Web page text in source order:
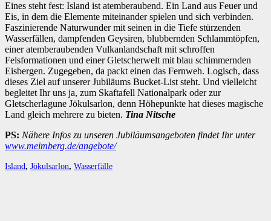
Eines steht fest: Island ist atemberaubend. Ein Land aus Feuer und
Eis, in dem die Elemente miteinander spielen und sich verbinden.
Faszinierende Naturwunder mit seinen in die Tiefe stürzenden
Wasserfällen, dampfenden Geysiren, blubbernden Schlammtöpfen,
einer atemberaubenden Vulkanlandschaft mit schroffen
Felsformationen und einer Gletscherwelt mit blau schimmernden
Eisbergen. Zugegeben, da packt einen das Fernweh. Logisch, dass
dieses Ziel auf unserer Jubiläums Bucket-List steht. Und vielleicht
begleitet Ihr uns ja, zum Skaftafell Nationalpark oder zur
Gletscherlagune Jökulsarlon, denn Höhepunkte hat dieses magische
Land gleich mehrere zu bieten. Tina Nitsche
PS: Nähere Infos zu unseren Jubiläumsangeboten findet Ihr unter
www.meimberg.de/angebote/
Island, Jökulsarlon, Wasserfälle